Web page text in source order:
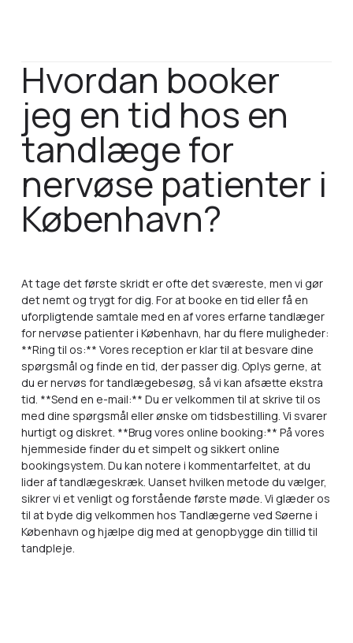
Hvordan booker
jeg en tid hos en
tandlæge for
nervøse patienter i
København?
At tage det første skridt er ofte det sværeste, men vi gør
det nemt og trygt for dig. For at booke en tid eller få en
uforpligtende samtale med en af vores erfarne tandlæger
for nervøse patienter i København, har du flere muligheder:
**Ring til os:** Vores reception er klar til at besvare dine
spørgsmål og finde en tid, der passer dig. Oplys gerne, at
du er nervøs for tandlægebesøg, så vi kan afsætte ekstra
tid. **Send en e-mail:** Du er velkommen til at skrive til os
med dine spørgsmål eller ønske om tidsbestilling. Vi svarer
hurtigt og diskret. **Brug vores online booking:** På vores
hjemmeside finder du et simpelt og sikkert online
bookingsystem. Du kan notere i kommentarfeltet, at du
lider af tandlægeskræk. Uanset hvilken metode du vælger,
sikrer vi et venligt og forstående første møde. Vi glæder os
til at byde dig velkommen hos Tandlægerne ved Søerne i
København og hjælpe dig med at genopbygge din tillid til
tandpleje.